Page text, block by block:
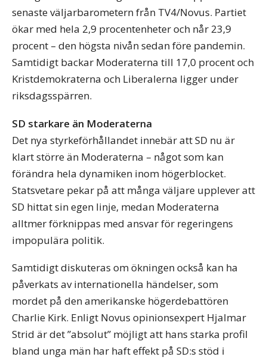
senaste väljarbarometern från TV4/Novus. Partiet
ökar med hela 2,9 procentenheter och når 23,9
procent – den högsta nivån sedan före pandemin.
Samtidigt backar Moderaterna till 17,0 procent och
Kristdemokraterna och Liberalerna ligger under
riksdagsspärren.
SD starkare än Moderaterna
Det nya styrkeförhållandet innebär att SD nu är
klart större än Moderaterna – något som kan
förändra hela dynamiken inom högerblocket.
Statsvetare pekar på att många väljare upplever att
SD hittat sin egen linje, medan Moderaterna
alltmer förknippas med ansvar för regeringens
impopulära politik.
Samtidigt diskuteras om ökningen också kan ha
påverkats av internationella händelser, som
mordet på den amerikanske högerdebattören
Charlie Kirk. Enligt Novus opinionsexpert Hjalmar
Strid är det ”absolut” möjligt att hans starka profil
bland unga män har haft effekt på SD:s stöd i